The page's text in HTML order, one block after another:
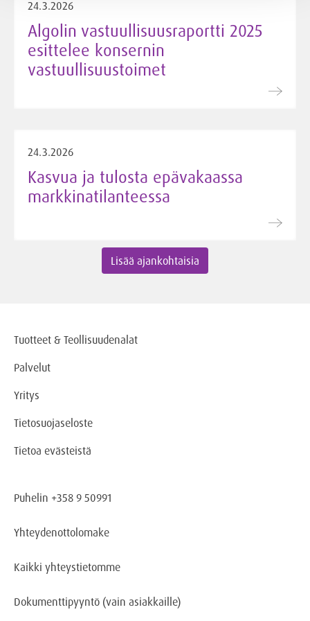
24.3.2026
Algolin vastuullisuusraportti 2025
esittelee konsernin
vastuullisuustoimet
24.3.2026
Kasvua ja tulosta epävakaassa
markkinatilanteessa
Lisää ajankohtaisia
Tuotteet & Teollisuudenalat
Palvelut
Yritys
Tietosuojaseloste
Tietoa evästeistä
Puhelin +358 9 50991
Yhteydenottolomake
Kaikki yhteystietomme
Dokumenttipyyntö (vain asiakkaille)